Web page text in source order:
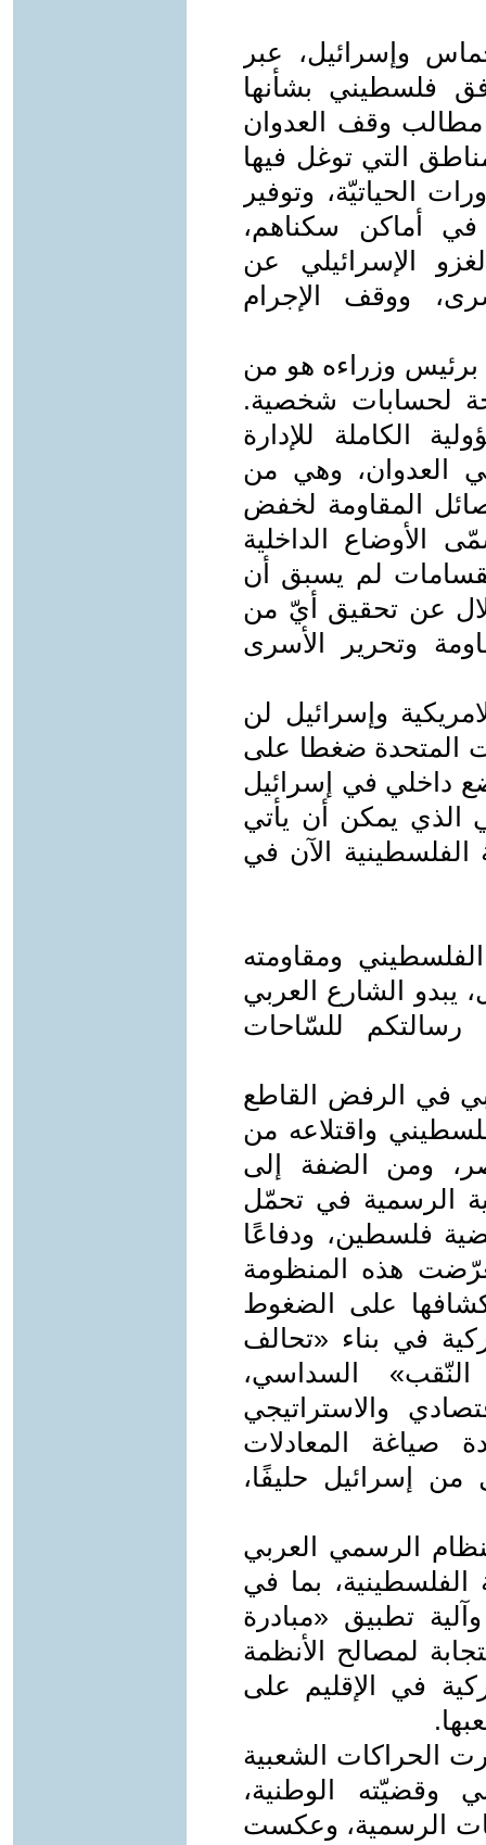
وإسرائيل، عبر
فلسطيني بشأنها
مطالب وقف العدوان
التي توغل فيها
الحياتيّة، وتوفير
في أماكن سكناهم،
الإسرائيلي عن
ووقف الإجرام
برئيس وزراءه هو من
لحسابات شخصية.
الكاملة للإدارة
العدوان، وهي من
المقاومة لخفض
الأوضاع الداخلية
لم يسبق أن
عن تحقيق أيّ من
وتحرير الأسرى
وإسرائيل لن
المتحدة ضغطا على
داخلي في إسرائيل
الذي يمكن أن يأتي
الفلسطينية الآن في
ومقاومته
يبدو الشارع العربي
للسّاحات
في الرفض القاطع
واقتلاعه من
ومن الضفة إلى
الرسمية في تحمّل
فلسطين، ودفاعًا
هذه المنظومة
على الضغوط
في بناء «تحالف
السداسي،
والاستراتيجي
صياغة المعادلات
من إسرائيل حليفًا،
الرسمي العربي
بما في
تطبيق «مبادرة
لمصالح الأنظمة
في الإقليم على
الحراكات الشعبية
وقضيّته الوطنية،
الرسمية، وعكست